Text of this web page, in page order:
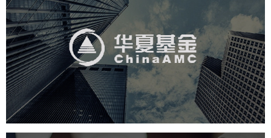
华夏基金
金融保险 基金 社区网站 网页设计
业务系统
互动营销